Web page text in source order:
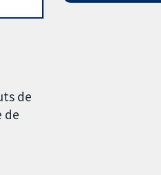
de
de